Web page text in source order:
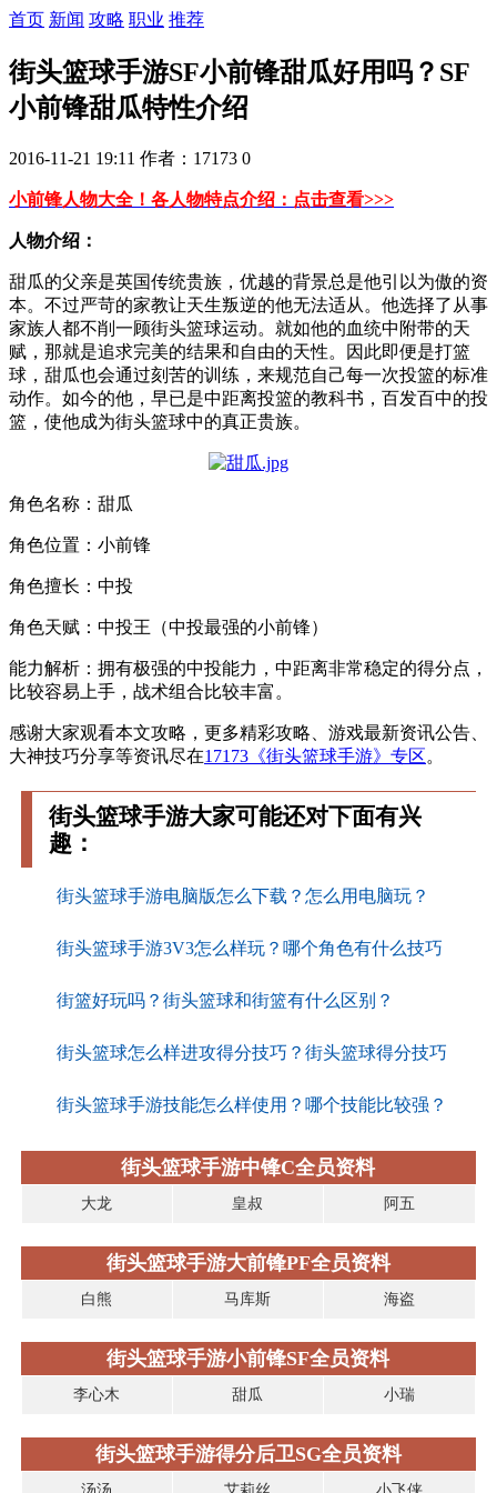
首页 新闻 攻略 职业 推荐
街头篮球手游SF小前锋甜瓜好用吗？SF
小前锋甜瓜特性介绍
2016-11-21 19:11 作者：17173 0
小前锋人物大全！各人物特点介绍：点击查看>>>
人物介绍：
甜瓜的父亲是英国传统贵族，优越的背景总是他引以为傲的资
本。不过严苛的家教让天生叛逆的他无法适从。他选择了从事
家族人都不削一顾街头篮球运动。就如他的血统中附带的天
赋，那就是追求完美的结果和自由的天性。因此即便是打篮
球，甜瓜也会通过刻苦的训练，来规范自己每一次投篮的标准
动作。如今的他，早已是中距离投篮的教科书，百发百中的投
篮，使他成为街头篮球中的真正贵族。
角色名称：甜瓜
角色位置：小前锋
角色擅长：中投
角色天赋：中投王（中投最强的小前锋）
能力解析：拥有极强的中投能力，中距离非常稳定的得分点，
比较容易上手，战术组合比较丰富。
感谢大家观看本文攻略，更多精彩攻略、游戏最新资讯公告、
大神技巧分享等资讯尽在17173《街头篮球手游》专区。
街头篮球手游大家可能还对下面有兴
趣：
街头篮球手游电脑版怎么下载？怎么用电脑玩？
街头篮球手游3V3怎么样玩？哪个角色有什么技巧
街篮好玩吗？街头篮球和街篮有什么区别？
街头篮球怎么样进攻得分技巧？街头篮球得分技巧
街头篮球手游技能怎么样使用？哪个技能比较强？
街头篮球手游中锋C全员资料
大龙 皇叔 阿五
街头篮球手游大前锋PF全员资料
白熊 马库斯 海盗
街头篮球手游小前锋SF全员资料
李心木 甜瓜 小瑞
街头篮球手游得分后卫SG全员资料